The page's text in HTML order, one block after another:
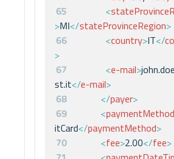
65
<
>MI</stateProvinceRegion>
66
<country>IT</
>
67
<e-mail>
st.it</e-mail>
68
</payer>
69
<paymentMethod
itCard</paymentMethod>
70
<fee>2.00</fee>